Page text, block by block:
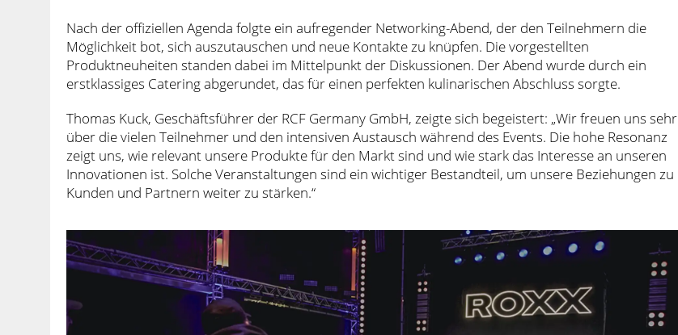
Nach der offiziellen Agenda folgte ein aufregender Networking-Abend, der den Teilnehmern die
Möglichkeit bot, sich auszutauschen und neue Kontakte zu knüpfen. Die vorgestellten
Produktneuheiten standen dabei im Mittelpunkt der Diskussionen. Der Abend wurde durch ein
erstklassiges Catering abgerundet, das für einen perfekten kulinarischen Abschluss sorgte.
Thomas Kuck, Geschäftsführer der RCF Germany GmbH, zeigte sich begeistert: „Wir freuen uns sehr
über die vielen Teilnehmer und den intensiven Austausch während des Events. Die hohe Resonanz
zeigt uns, wie relevant unsere Produkte für den Markt sind und wie stark das Interesse an unseren
Innovationen ist. Solche Veranstaltungen sind ein wichtiger Bestandteil, um unsere Beziehungen zu
Kunden und Partnern weiter zu stärken.“